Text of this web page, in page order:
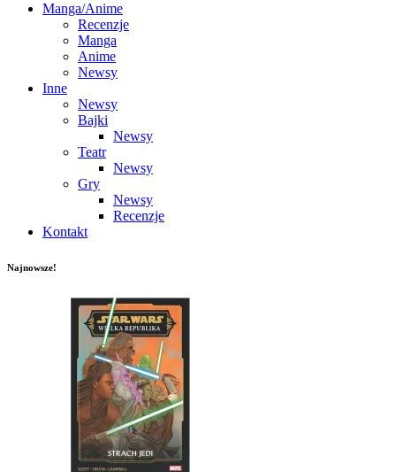
Manga/Anime
Recenzje
Manga
Anime
Newsy
Inne
Newsy
Bajki
Newsy
Teatr
Newsy
Gry
Newsy
Recenzje
Kontakt
Najnowsze!